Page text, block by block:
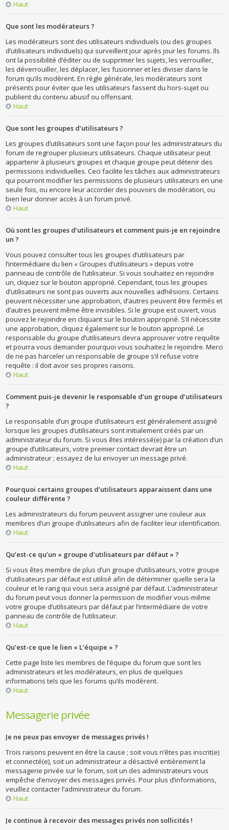
Haut
Que sont les modérateurs ?
Les modérateurs sont des utilisateurs individuels (ou des groupes
d’utilisateurs individuels) qui surveillent jour après jour les forums. Ils
ont la possibilité d’éditer ou de supprimer les sujets, les verrouiller,
les déverrouiller, les déplacer, les fusionner et les diviser dans le
forum qu’ils modèrent. En règle générale, les modérateurs sont
présents pour éviter que les utilisateurs fassent du hors-sujet ou
publient du contenu abusif ou offensant.
Haut
Que sont les groupes d’utilisateurs ?
Les groupes d’utilisateurs sont une façon pour les administrateurs du
forum de regrouper plusieurs utilisateurs. Chaque utilisateur peut
appartenir à plusieurs groupes et chaque groupe peut détenir des
permissions individuelles. Ceci facilite les tâches aux administrateurs
qui pourront modifier les permissions de plusieurs utilisateurs en une
seule fois, ou encore leur accorder des pouvoirs de modération, ou
bien leur donner accès à un forum privé.
Haut
Où sont les groupes d’utilisateurs et comment puis-je en rejoindre
un ?
Vous pouvez consulter tous les groupes d’utilisateurs par
l’intermédiaire du lien « Groupes d’utilisateurs » depuis votre
panneau de contrôle de l’utilisateur. Si vous souhaitez en rejoindre
un, cliquez sur le bouton approprié. Cependant, tous les groupes
d’utilisateurs ne sont pas ouverts aux nouvelles adhésions. Certains
peuvent nécessiter une approbation, d’autres peuvent être fermés et
d’autres peuvent même être invisibles. Si le groupe est ouvert, vous
pouvez le rejoindre en cliquant sur le bouton approprié. S’il nécessite
une approbation, cliquez également sur le bouton approprié. Le
responsable du groupe d’utilisateurs devra approuver votre requête
et pourra vous demander pourquoi vous souhaitez le rejoindre. Merci
de ne pas harceler un responsable de groupe s’il refuse votre
requête : il doit avoir ses propres raisons.
Haut
Comment puis-je devenir le responsable d’un groupe d’utilisateurs
?
Le responsable d’un groupe d’utilisateurs est généralement assigné
lorsque les groupes d’utilisateurs sont initialement créés par un
administrateur du forum. Si vous êtes intéressé(e) par la création d’un
groupe d’utilisateurs, votre premier contact devrait être un
administrateur ; essayez de lui envoyer un message privé.
Haut
Pourquoi certains groupes d’utilisateurs apparaissent dans une
couleur différente ?
Les administrateurs du forum peuvent assigner une couleur aux
membres d’un groupe d’utilisateurs afin de faciliter leur identification.
Haut
Qu’est-ce qu’un « groupe d’utilisateurs par défaut » ?
Si vous êtes membre de plus d’un groupe d’utilisateurs, votre groupe
d’utilisateurs par défaut est utilisé afin de déterminer quelle sera la
couleur et le rang qui vous sera assigné par défaut. L’administrateur
du forum peut vous donner la permission de modifier vous-même
votre groupe d’utilisateurs par défaut par l’intermédiaire de votre
panneau de contrôle de l’utilisateur.
Haut
Qu’est-ce que le lien « L’équipe » ?
Cette page liste les membres de l’équipe du forum que sont les
administrateurs et les modérateurs, en plus de quelques
informations tels que les forums qu’ils modèrent.
Haut
Messagerie privée
Je ne peux pas envoyer de messages privés !
Trois raisons peuvent en être la cause ; soit vous n’êtes pas inscrit(e)
et connecté(e), soit un administrateur a désactivé entièrement la
messagerie privée sur le forum, soit un des administrateurs vous
empêche d’envoyer des messages privés. Pour plus d’informations,
veuillez contacter l’administrateur du forum.
Haut
Je continue à recevoir des messages privés non sollicités !